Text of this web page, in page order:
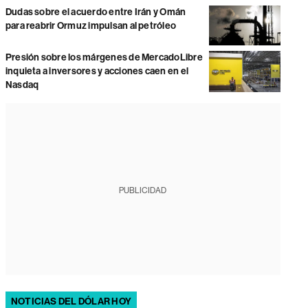
Dudas sobre el acuerdo entre Irán y Omán
para reabrir Ormuz impulsan al petróleo
Presión sobre los márgenes de MercadoLibre
inquieta a inversores y acciones caen en el
Nasdaq
PUBLICIDAD
NOTICIAS DEL DÓLAR HOY